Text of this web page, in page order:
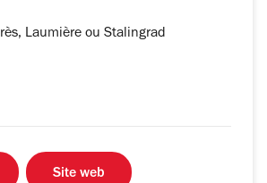
Laumière ou Stalingrad
Site web